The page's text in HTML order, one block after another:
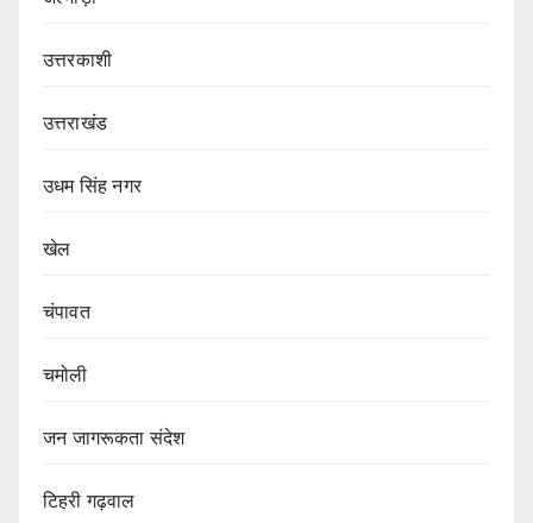
उत्तरकाशी
उत्तराखंड
उधम सिंह नगर
खेल
चंपावत
चमोली
जन जागरूकता संदेश
टिहरी गढ़वाल